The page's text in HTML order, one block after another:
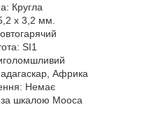
Кругла
x 3,2 мм.
SI1
Африка
Немає
за шкалою Мооса